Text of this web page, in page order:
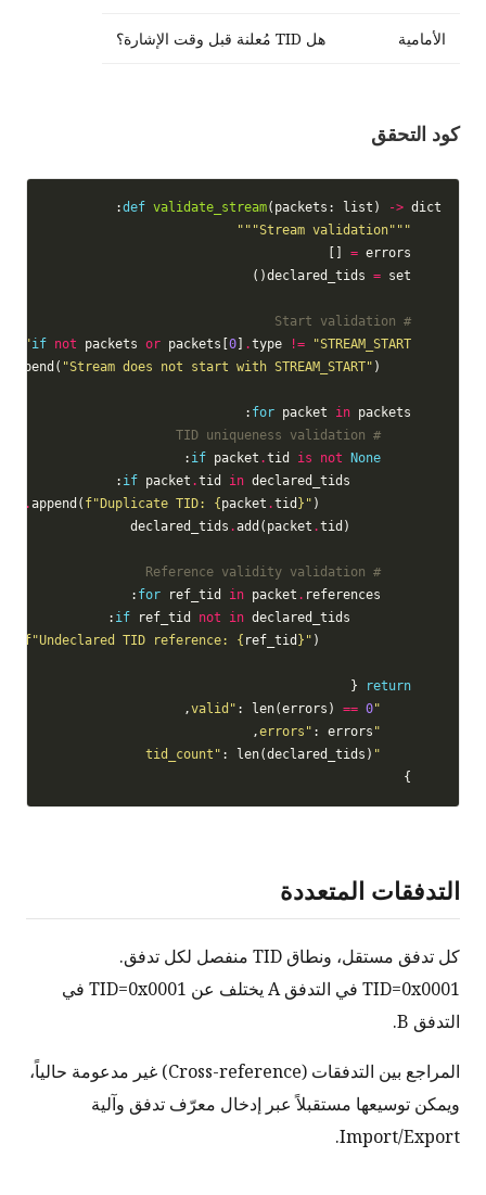
الأمامية هل TID مُعلنة قبل وقت الإشارة؟
كود التحقق
def validate_stream(packets: list) -> dict:
"""Stream validation"""
=
[]
= set()
# Start validation
if not packets or packets[0] .type != "STREAM_START"
append( "Stream does not start with STREAM_START" )
for packet in packets:
# TID uniqueness validation
if packet .tid is not None
:
if packet .tid in declared_tids:
.append( f"Duplicate TID: {packet .tid } " )
.add(packet .tid)
# Reference validity validation
for ref_tid in packet . references:
if ref_tid not in declared_tids:
f"Undeclared TID reference: { ref_tid } " )
return
{
"valid"
: len(errors) == 0
,
"errors"
: errors,
"tid_count"
: len(declared_tids)
    }
التدفقات المتعددة
كل تدفق مستقل، ونطاق TID منفصل لكل تدفق.
TID=0x0001 في التدفق A يختلف عن TID=0x0001 في
التدفق B.
المراجع بين التدفقات (Cross-reference) غير مدعومة حالياً،
ويمكن توسيعها مستقبلاً عبر إدخال معرّف تدفق وآلية
Import/Export.